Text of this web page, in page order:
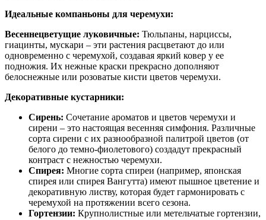
Идеальные компаньоны для черемухи:
Весеннецветущие луковичные: Тюльпаны, нарциссы,
гиацинты, мускари – эти растения расцветают до или
одновременно с черемухой, создавая яркий ковер у ее
подножия. Их нежные краски прекрасно дополняют
белоснежные или розоватые кисти цветов черемухи.
Декоративные кустарники:
Сирень: Сочетание ароматов и цветов черемухи и
сирени – это настоящая весенняя симфония. Различные
сорта сирени с их разнообразной палитрой цветов (от
белого до темно-фиолетового) создадут прекрасный
контраст с нежностью черемухи.
Спирея: Многие сорта спиреи (например, японская
спирея или спирея Вангутта) имеют пышное цветение и
декоративную листву, которая будет гармонировать с
черемухой на протяжении всего сезона.
Гортензии: Крупнолистные или метельчатые гортензии,